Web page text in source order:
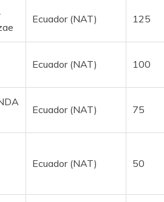
Ecuador (NAT) 125
Ecuador (NAT) 100
Ecuador (NAT) 75
Ecuador (NAT) 50